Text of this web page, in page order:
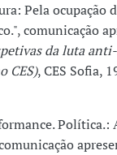
Pela ocupação
comunicação
da luta
CES), CES Sofia,
Política.: